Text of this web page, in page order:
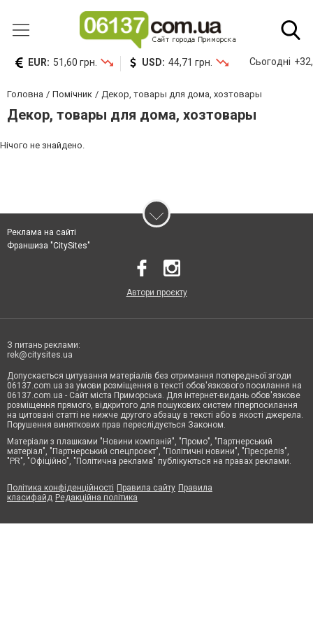
EUR: 51,60 грн. USD: 44,71 грн. Сьогодні
Головна Помічник Декор, товары для дома, хозтовары
Декор, товары для дома, хозтовары
Нічого не знайдено.
Реклама на сайті
Франшиза "CitySites"
Автори проєкту
З питань реклами:
rek@citysites.ua
Допускається цитування матеріалів без отримання попередньої згоди
06137.com.ua за умови розміщення в тексті обов'язкового посилання на
06137.com.ua - Сайт міста Приморська. Для інтернет-видань обов'язкове
розміщення прямого, відкритого для пошукових систем гіперпосилання
на цитовані статті не нижче другого абзацу в тексті або в якості джерела.
Порушення виняткових прав переслідується Законом.
Матеріали з плашками "Новини компаній", "Промо", "Партнерський
матеріал", "Партнерський спецпроєкт", "Політичні новини", "Пресреліз",
"PR", "Офіційно", "Політична реклама" публікуються на правах реклами.
Політика конфіденційності Правила сайту Правила
класифайд Редакційна політика